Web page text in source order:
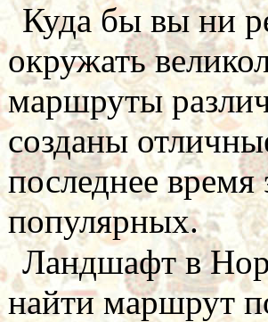
Куда бы вы ни
окружать
маршруты
созданы
последнее
популярных.
Ландшафт в
найти маршрут